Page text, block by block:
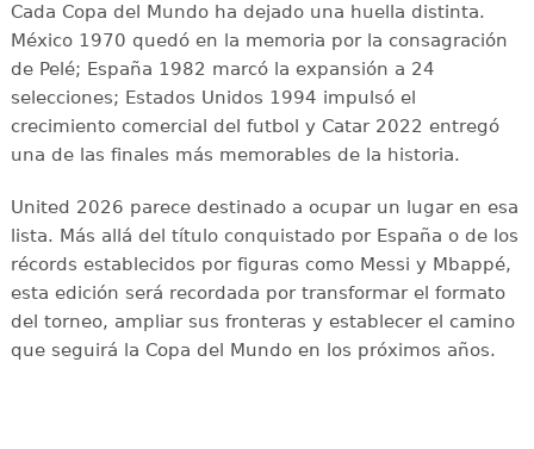
Cada Copa del Mundo ha dejado una huella distinta.
México 1970 quedó en la memoria por la consagración
de Pelé; España 1982 marcó la expansión a 24
selecciones; Estados Unidos 1994 impulsó el
crecimiento comercial del futbol y Catar 2022 entregó
una de las finales más memorables de la historia.
United 2026 parece destinado a ocupar un lugar en esa
lista. Más allá del título conquistado por España o de los
récords establecidos por figuras como Messi y Mbappé,
esta edición será recordada por transformar el formato
del torneo, ampliar sus fronteras y establecer el camino
que seguirá la Copa del Mundo en los próximos años.